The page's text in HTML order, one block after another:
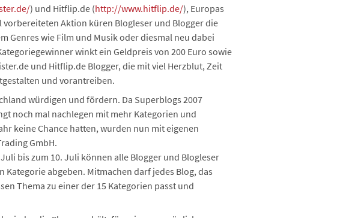
) und Hitflip.de (http://www.hitflip.de/), Europas
Aktion küren Blogleser und Blogger die
Genres wie Film und Musik oder diesmal neu dabei
winkt ein Geldpreis von 200 Euro sowie
und Hitflip.de Blogger, die mit viel Herzblut, Zeit
und vorantreiben.
würdigen und fördern. Da Superblogs 2007
noch mal nachlegen mit mehr Kategorien und
keine Chance hatten, wurden nun mit eigenen
GmbH.
bis zum 10. Juli können alle Blogger und Blogleser
abgeben. Mitmachen darf jedes Blog, das
Thema zu einer der 15 Kategorien passt und